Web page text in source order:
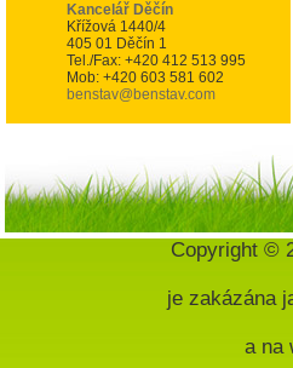
Kancelář Děčín
Křížová 1440/4
405 01 Děčín 1
Tel./Fax: +420 412 513 995
Mob: +420 603 581 602
benstav@benstav.com
Copyright ©
je zakázána
a na